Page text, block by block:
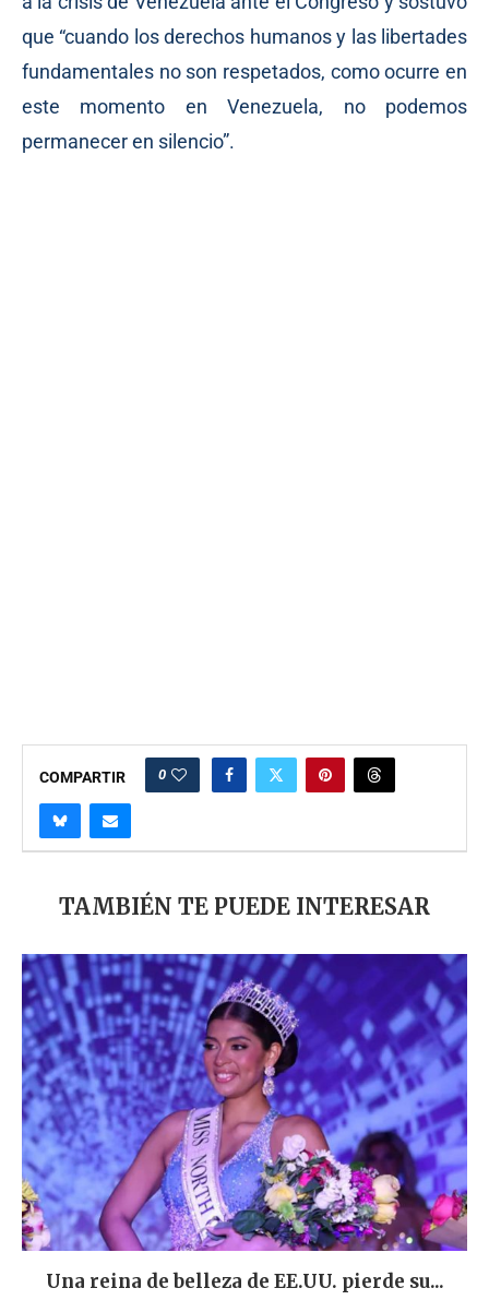
que “cuando los derechos humanos y las libertades
fundamentales no son respetados, como ocurre en
este momento en Venezuela, no podemos
permanecer en silencio”.
COMPARTIR 0
TAMBIÉN TE PUEDE INTERESAR
Una reina de belleza de EE.UU. pierde su...